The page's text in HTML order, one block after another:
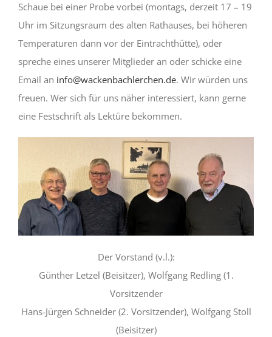
Schaue bei einer Probe vorbei (montags, derzeit 17 – 19
Uhr im Sitzungsraum des alten Rathauses, bei höheren
Temperaturen dann vor der Eintrachthütte), oder
spreche eines unserer Mitglieder an oder schicke eine
Email an info@wackenbachlerchen.de. Wir würden uns
freuen. Wer sich für uns näher interessiert, kann gerne
eine Festschrift als Lektüre bekommen.
Der Vorstand (v.l.):
Günther Letzel (Beisitzer), Wolfgang Redling (1.
Vorsitzender
Hans-Jürgen Schneider (2. Vorsitzender), Wolfgang Stoll
(Beisitzer)